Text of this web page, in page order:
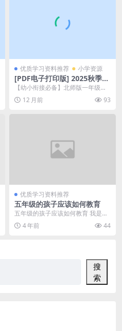
优质学习资料推荐 小学资源
[PDF电子打印版] 2025秋季
典中点 一年级上册数学（BS
44M 总页数 43 页
【幼小衔接必备】北师版一年级数
学启蒙资料来啦！ 刚上一年级的小
朋友们看过来~20...
12 月前 93
优质学习资料推荐
五年级的孩子应该如何教育
五年级的孩子应该如何教育 我是一
个五年级孩子的爸爸，看着孩子现
在大了，我才意识到...
4 年前 44
搜
索